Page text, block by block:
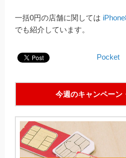
一括0円の店舗に関しては
でも紹介しています。
Pocket
今週のキャンペーン